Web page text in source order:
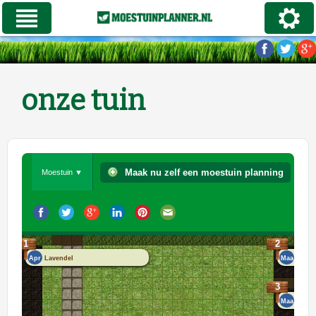
onze tuin
Moestuin ▼ Maak nu zelf een moestuin planning
1
Apr Lavendel
2
Maa
3
Maa